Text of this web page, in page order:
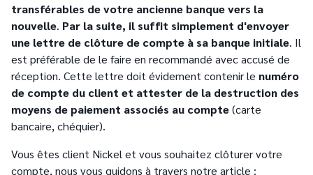
transférables de votre ancienne banque vers la
nouvelle. Par la suite, il suffit simplement d'envoyer
une lettre de clôture de compte à sa banque initiale. Il
est préférable de le faire en recommandé avec accusé de
réception. Cette lettre doit évidement contenir le numéro
de compte du client et attester de la destruction des
moyens de paiement associés au compte(carte
bancaire, chéquier).
Vous êtes client Nickel et vous souhaitez clôturer votre
compte, nous vous guidons à travers notre article :